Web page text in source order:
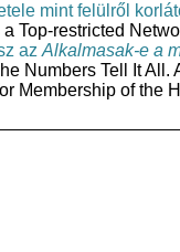
mint felülről
Top-restricted
az Alkalmasak-e a
Numbers Tell It
Membership of the